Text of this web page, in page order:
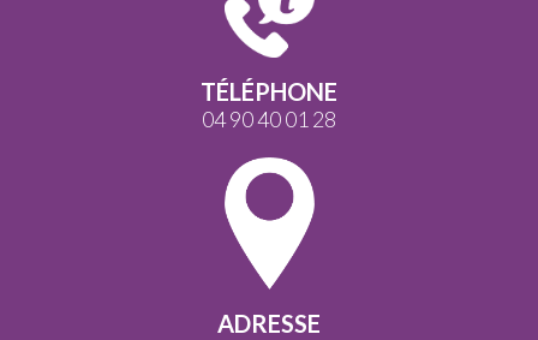
TÉLÉPHONE
04 90 40 01 28
ADRESSE